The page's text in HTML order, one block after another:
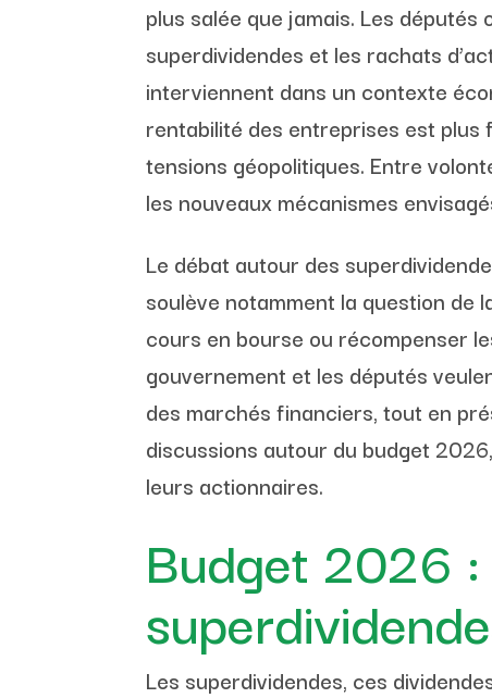
plus salée que jamais. Les
superdividendes et les rachats
interviennent dans un contexte
rentabilité des entreprises est plus
tensions géopolitiques. Entre
les nouveaux mécanismes
Le débat autour des
soulève notamment la question de
cours en bourse ou récompenser
gouvernement et les députés
des marchés financiers, tout en
discussions autour du budget
leurs actionnaires.
Budget 2026 :
Les superdividendes, ces